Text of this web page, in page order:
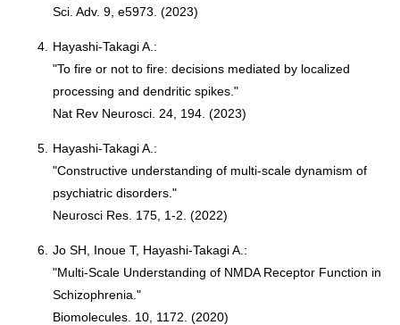
Sci. Adv. 9, e5973. (2023)
4.
Hayashi-Takagi A.:
"To fire or not to fire: decisions mediated by localized
processing and dendritic spikes."
Nat Rev Neurosci. 24, 194. (2023)
5.
Hayashi-Takagi A.:
"Constructive understanding of multi-scale dynamism of
psychiatric disorders."
Neurosci Res. 175, 1-2. (2022)
6. Jo SH, Inoue T, Hayashi-Takagi A.:
"Multi-Scale Understanding of NMDA Receptor Function in
Schizophrenia."
Biomolecules. 10, 1172. (2020)